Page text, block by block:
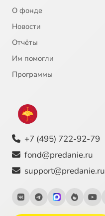
О фонде
Новости
Отчёты
Им помогли
Программы
+7 (495) 722-92-79
fond@predanie.ru
support@predanie.ru